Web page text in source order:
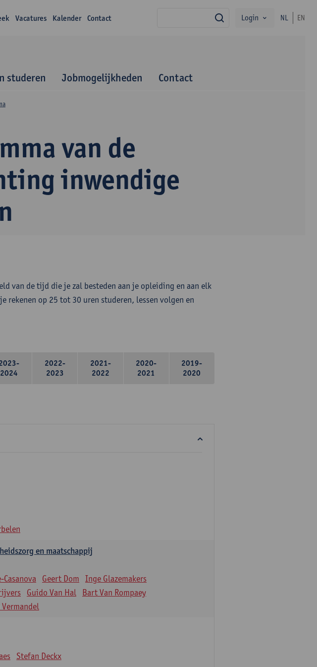
Vacatures Kalender Contact zoekLogin NL EN
studeren Jobmogelijkheden Contact
van de
inwendige
van de tijd die je zal besteden aan je opleiding en aan elk
rekenen op 25 tot 30 uren studeren, lessen volgen en
2024
2022-
2023
2021-
2022
2020-
2021
2019-
2020
en maatschappij
Geert Dom
Inge Glazemakers
Guido Van Hal
Bart Van Rompaey
Stefan Deckx